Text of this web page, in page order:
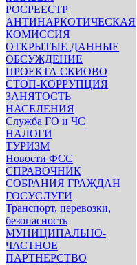
РОСРЕЕСТР
АНТИНАРКОТИЧЕСКАЯ
КОМИССИЯ
ОТКРЫТЫЕ ДАННЫЕ
ОБСУЖДЕНИЕ
ПРОЕКТА СКИОВО
СТОП-КОРРУПЦИЯ
ЗАНЯТОСТЬ
НАСЕЛЕНИЯ
Служба ГО и ЧС
НАЛОГИ
ТУРИЗМ
Новости ФСС
СПРАВОЧНИК
СОБРАНИЯ ГРАЖДАН
ГОСУСЛУГИ
Транспорт, перевозки,
безопасность
МУНИЦИПАЛЬНО-
ЧАСТНОЕ
ПАРТНЕРСТВО